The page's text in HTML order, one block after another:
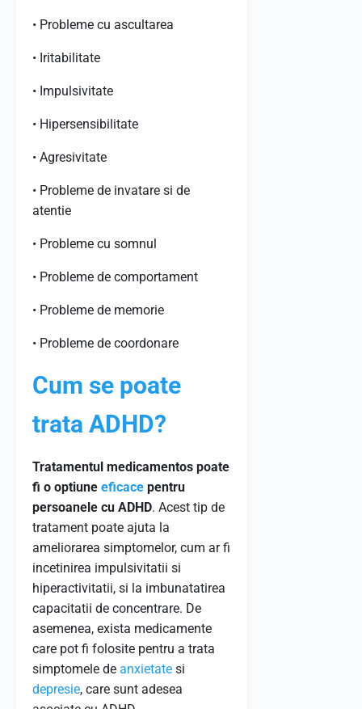
• Probleme cu ascultarea
• Iritabilitate
• Impulsivitate
• Hipersensibilitate
• Agresivitate
• Probleme de invatare si de
atentie
• Probleme cu somnul
• Probleme de comportament
• Probleme de memorie
• Probleme de coordonare
Cum se poate
trata ADHD?
Tratamentul medicamentos poate
fi o optiune eficace pentru
persoanele cu ADHD. Acest tip de
tratament poate ajuta la
ameliorarea simptomelor, cum ar fi
incetinirea impulsivitatii si
hiperactivitatii, si la imbunatatirea
capacitatii de concentrare. De
asemenea, exista medicamente
care pot fi folosite pentru a trata
simptomele de anxietate si
depresie, care sunt adesea